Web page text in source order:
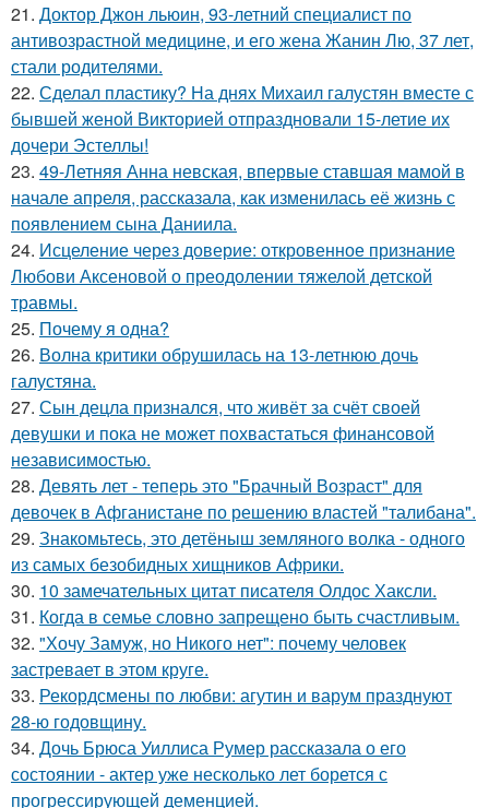
21. Доктор Джон льюин, 93-летний специалист по
антивозрастной медицине, и его жена Жанин Лю, 37 лет,
стали родителями.
22. Сделал пластику? На днях Михаил галустян вместе с
бывшей женой Викторией отпраздновали 15-летие их
дочери Эстеллы!
23. 49-Летняя Анна невская, впервые ставшая мамой в
начале апреля, рассказала, как изменилась её жизнь с
появлением сына Даниила.
24. Исцеление через доверие: откровенное признание
Любови Аксеновой о преодолении тяжелой детской
травмы.
25. Почему я одна?
26. Волна критики обрушилась на 13-летнюю дочь
галустяна.
27. Сын децла признался, что живёт за счёт своей
девушки и пока не может похвастаться финансовой
независимостью.
28. Девять лет - теперь это "Брачный Возраст" для
девочек в Афганистане по решению властей "талибана".
29. Знакомьтесь, это детёныш земляного волка - одного
из самых безобидных хищников Африки.
30. 10 замечательных цитат писателя Олдос Хаксли.
31. Когда в семье словно запрещено быть счастливым.
32. "Хочу Замуж, но Никого нет": почему человек
застревает в этом круге.
33. Рекордсмены по любви: агутин и варум празднуют
28-ю годовщину.
34. Дочь Брюса Уиллиса Румер рассказала о его
состоянии - актер уже несколько лет борется с
прогрессирующей деменцией.